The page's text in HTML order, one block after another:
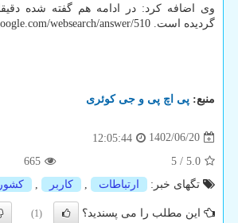
وی اضافه کرد: در ادامه هم گفته شده
گردیده است. https: //support.google.com/websearch/answer/510
منبع: پی اچ پی و جی كوئری
1402/06/20
12:05:44
5.0
/
5
665
تگهای خبر:
ارتباطات كاربر كشور
این مطلب را می پسندید؟ (1)